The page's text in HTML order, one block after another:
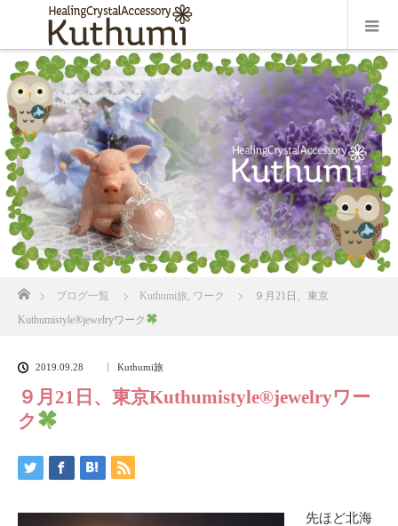
ブログ一覧 Kuthumi旅, ワーク
９月21日、東京
Kuthumistyle®️jewelryワーク
2019.09.28 Kuthumi旅
９月21日、東京Kuthumistyle®️jewelryワー
ク
先ほど北海